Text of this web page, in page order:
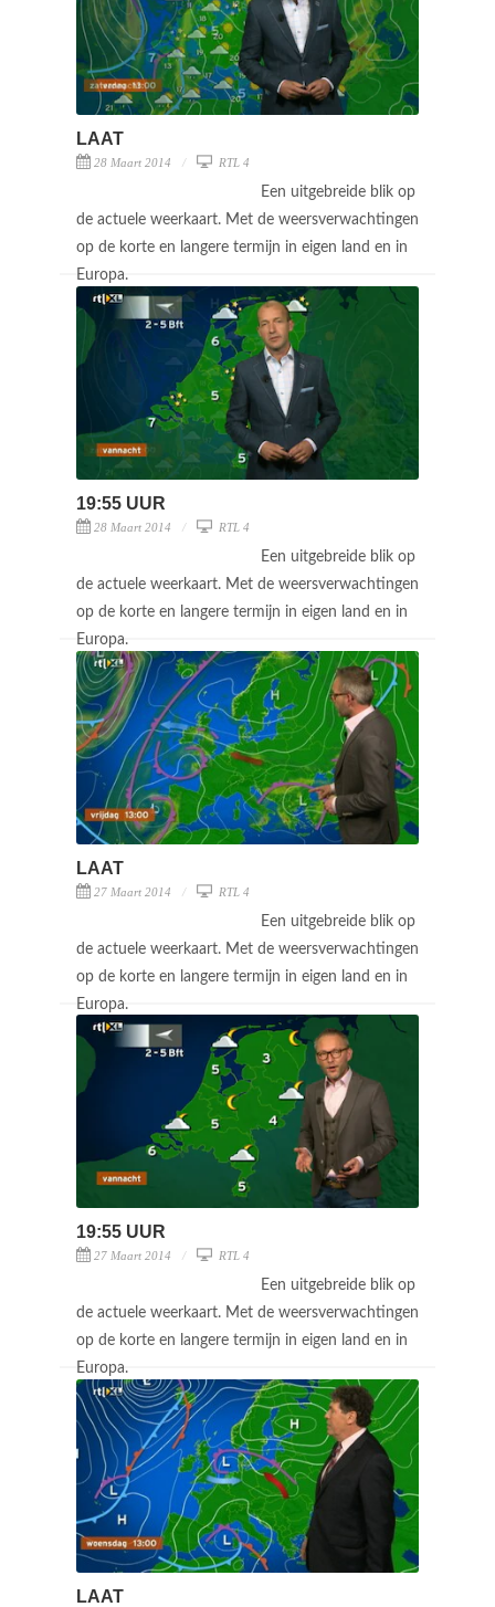
LAAT
28 Maart 2014 RTL 4
Een uitgebreide blik op
de actuele weerkaart. Met de weersverwachtingen
op de korte en langere termijn in eigen land en in
Europa.
19:55 UUR
28 Maart 2014 RTL 4
Een uitgebreide blik op
de actuele weerkaart. Met de weersverwachtingen
op de korte en langere termijn in eigen land en in
Europa.
LAAT
27 Maart 2014 RTL 4
Een uitgebreide blik op
de actuele weerkaart. Met de weersverwachtingen
op de korte en langere termijn in eigen land en in
Europa.
19:55 UUR
27 Maart 2014 RTL 4
Een uitgebreide blik op
de actuele weerkaart. Met de weersverwachtingen
op de korte en langere termijn in eigen land en in
Europa.
LAAT